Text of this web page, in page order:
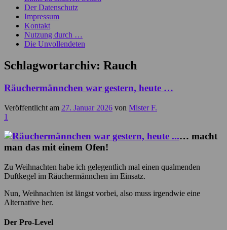
Der Datenschutz
Impressum
Kontakt
Nutzung durch …
Die Unvollendeten
Schlagwortarchiv: Rauch
Räuchermännchen war gestern, heute …
Veröffentlicht am 27. Januar 2026 von Mister F.
1
… macht
man das mit einem Ofen!
Zu Weihnachten habe ich gelegentlich mal einen qualmenden
Duftkegel im Räuchermännchen im Einsatz.
Nun, Weihnachten ist längst vorbei, also muss irgendwie eine
Alternative her.
Der Pro-Level